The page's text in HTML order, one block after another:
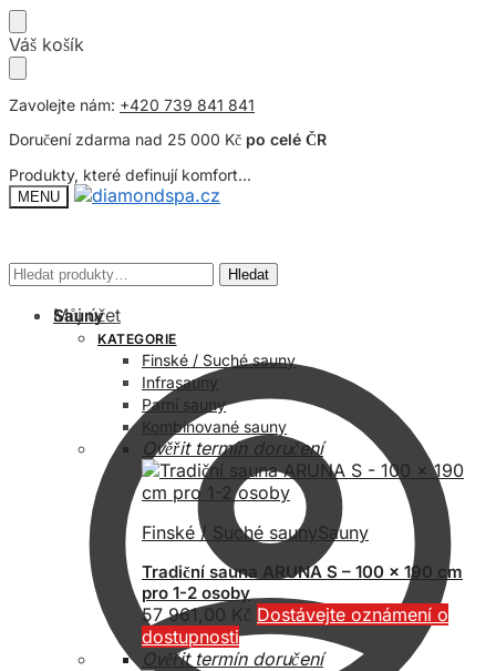
Přeskočit
na
Přeskočit
na
Váš košík
Zavolejte nám: +420 739 841 841
Doručení zdarma nad 25 000 Kč po celé ČR
Produkty, které definují komfort...
MENU
Hledat: Hledat
Můj účet
Hledat: Hledat
Sauny
KATEGORIE
Finské / Suché sauny
Infrasauny
Parní sauny
Kombinované sauny
Ověřit termín doručení
Finské / Suché saunySauny
Tradiční sauna ARUNA S – 100 x 190 cm
pro 1-2 osoby
57 961,00 Kč Dostávejte oznámení o
dostupnosti
Ověřit termín doručení